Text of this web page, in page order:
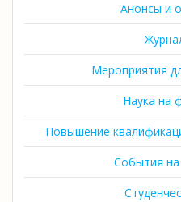
Анонсы и
Мероприятия
Наука на
Повышение
События